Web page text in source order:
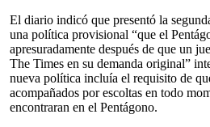
El diario indicó que presentó la
una política provisional “que el
apresuradamente después de que un
The Times en su demanda original”
nueva política incluía el requisito de
acompañados por escoltas en todo
encontraran en el Pentágono.